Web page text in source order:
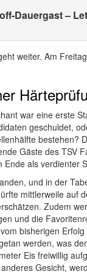
Dauergast –
weiter. Am
war eine erste
geschuldet,
bestehen?
Gäste des TSV
als verdienter
und in der
mittlerweile auf
Zudem
und die
bisherigen
werden, was
Eis freiwillig
Gesicht,